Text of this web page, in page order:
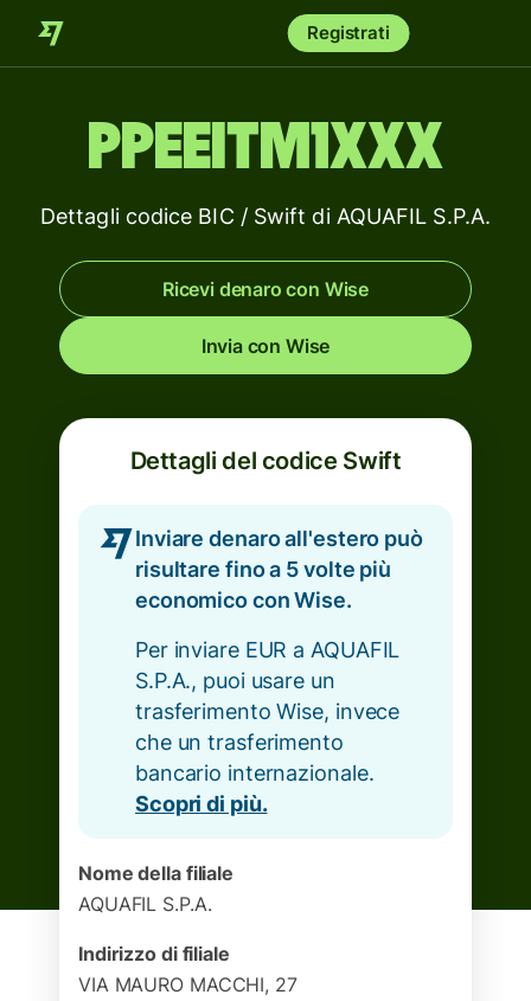
Registrati
PPEEITM1XXX
Dettagli codice BIC / Swift di AQUAFIL S.P.A.
Ricevi denaro con Wise
Invia con Wise
Dettagli del codice Swift
Inviare denaro all'estero può
risultare fino a 5 volte più
economico con Wise.
Per inviare EUR a AQUAFIL
S.P.A., puoi usare un
trasferimento Wise, invece
che un trasferimento
bancario internazionale.
Scopri di più.
Nome della filiale
AQUAFIL S.P.A.
Indirizzo di filiale
VIA MAURO MACCHI, 27